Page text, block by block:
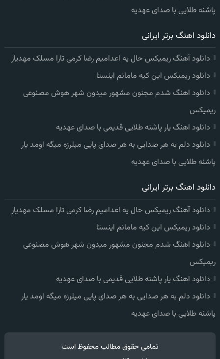
پاشنه طلایی با صدای عهدیه
دانلود اهنگ برتر ایرانی
دانلود آهنگ ریمیکس حال یه اعدامیم رضا کرمی تارا مسلک مهدیار
دانلود ریمیکس این کیه مامانم اینستا
دانلود اهنگ شدم مجنون مشهور میدون شهر هوش مصنوعی
ریمیکس
دانلود اهنگ یار پاشنه طلایی قدیمی با صدای عهدیه
دانلود دلم به هر صدایی به هر صدای پایی میلرزه میگه اومد یار
پاشنه طلایی با صدای عهدیه
دانلود اهنگ برتر ایرانی
دانلود آهنگ ریمیکس حال یه اعدامیم رضا کرمی تارا مسلک مهدیار
دانلود ریمیکس این کیه مامانم اینستا
دانلود اهنگ شدم مجنون مشهور میدون شهر هوش مصنوعی
ریمیکس
دانلود اهنگ یار پاشنه طلایی قدیمی با صدای عهدیه
دانلود دلم به هر صدایی به هر صدای پایی میلرزه میگه اومد یار
پاشنه طلایی با صدای عهدیه
تمامی حقوق مطالب محفوظ است